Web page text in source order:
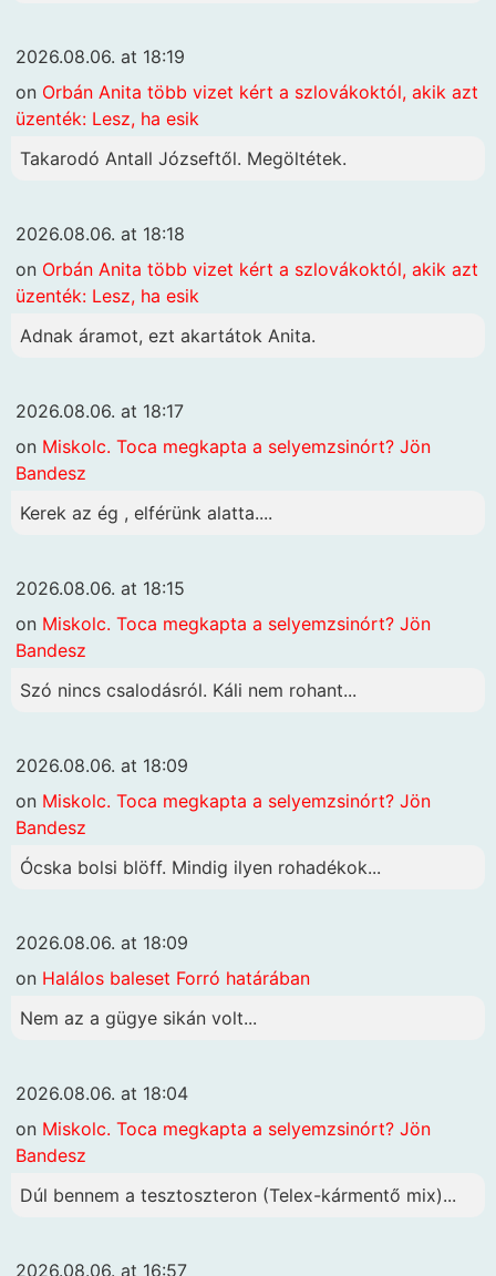
2026.08.06. at 18:19
on Orbán Anita több vizet kért a szlovákoktól, akik azt
üzenték: Lesz, ha esik
Takarodó Antall Józseftől. Megöltétek.
2026.08.06. at 18:18
on Orbán Anita több vizet kért a szlovákoktól, akik azt
üzenték: Lesz, ha esik
Adnak áramot, ezt akartátok Anita.
2026.08.06. at 18:17
on Miskolc. Toca megkapta a selyemzsinórt? Jön
Bandesz
Kerek az ég , elférünk alatta....
2026.08.06. at 18:15
on Miskolc. Toca megkapta a selyemzsinórt? Jön
Bandesz
Szó nincs csalodásról. Káli nem rohant...
2026.08.06. at 18:09
on Miskolc. Toca megkapta a selyemzsinórt? Jön
Bandesz
Ócska bolsi blöff. Mindig ilyen rohadékok...
2026.08.06. at 18:09
on Halálos baleset Forró határában
Nem az a gügye sikán volt...
2026.08.06. at 18:04
on Miskolc. Toca megkapta a selyemzsinórt? Jön
Bandesz
Dúl bennem a tesztoszteron (Telex-kármentő mix)...
2026.08.06. at 16:57